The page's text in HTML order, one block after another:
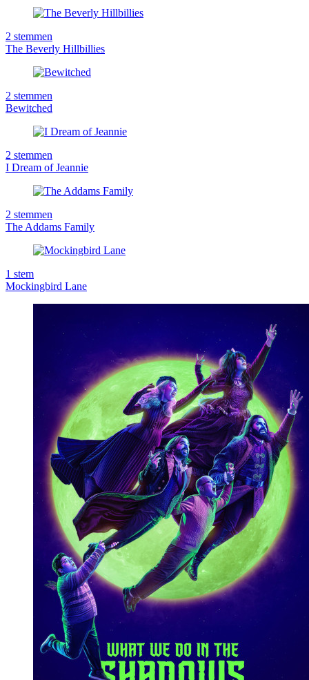
2 stemmen
The Beverly Hillbillies
2 stemmen
Bewitched
2 stemmen
I Dream of Jeannie
2 stemmen
The Addams Family
1 stem
Mockingbird Lane